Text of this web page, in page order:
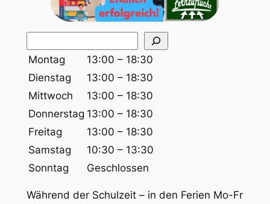
u
e
n
Montag
13:00 – 18:30
Dienstag
13:00 – 18:30
Mittwoch
13:00 – 18:30
Donnerstag 13:00 – 18:30
Freitag
13:00 – 18:30
Samstag
10:30 – 13:30
Sonntag
Geschlossen
Während der Schulzeit – in den Ferien Mo-Fr